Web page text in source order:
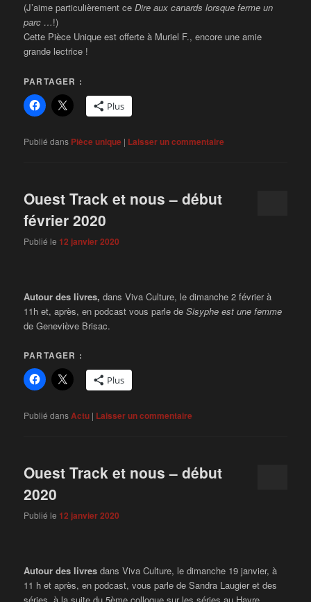
(J’aime particulièrement ceDire aux canards lorsque ferme un
parc …!)
Cette Pièce Unique est offerte à Muriel F., encore une amie
grande lectrice !
PARTAGER :
Plus
Publié dans Pièce unique | Laisser un commentaire
Ouest Track et nous – début
février 2020
Publié le 12 janvier 2020
Autour des livres,dans Viva Culture, le dimanche 2 février à
11h et, après, en podcast vous parle deSisyphe est une femme
de Geneviève Brisac.
PARTAGER :
Plus
Publié dansActu | Laisser un commentaire
Ouest Track et nous – début
2020
Publié le 12 janvier 2020
Autour des livres dans Viva Culture, le dimanche 19 janvier, à
11 h et après, en podcast, vous parle de Sandra Laugier et des